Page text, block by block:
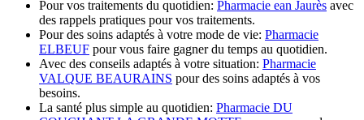
Pour vos traitements du quotidien: Pharmacie ean Jaurès avec
des rappels pratiques pour vos traitements.
Pour des soins adaptés à votre mode de vie: Pharmacie
ELBEUF pour vous faire gagner du temps au quotidien.
Avec des conseils adaptés à votre situation: Pharmacie
VALQUE BEAURAINS pour des soins adaptés à vos
besoins.
La santé plus simple au quotidien: Pharmacie DU